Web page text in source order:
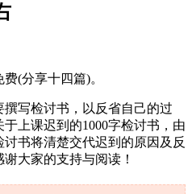
(分享十四篇)。
写检讨书，以反省自己的过
上课迟到的1000字检讨书，由
书将清楚交代迟到的原因及反
大家的支持与阅读！